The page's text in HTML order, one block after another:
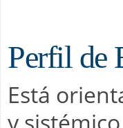
Perfil de
Está